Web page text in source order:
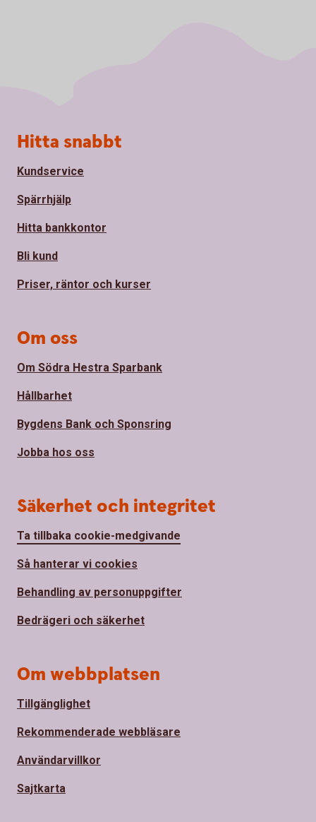
Sidfot
Hitta snabbt
Kundservice
Spärrhjälp
Hitta bankkontor
Bli kund
Priser, räntor och kurser
Om oss
Om Södra Hestra Sparbank
Hållbarhet
Bygdens Bank och Sponsring
Jobba hos oss
Säkerhet och integritet
Ta tillbaka cookie-medgivande
Så hanterar vi cookies
Behandling av personuppgifter
Bedrägeri och säkerhet
Om webbplatsen
Tillgänglighet
Rekommenderade webbläsare
Användarvillkor
Sajtkarta